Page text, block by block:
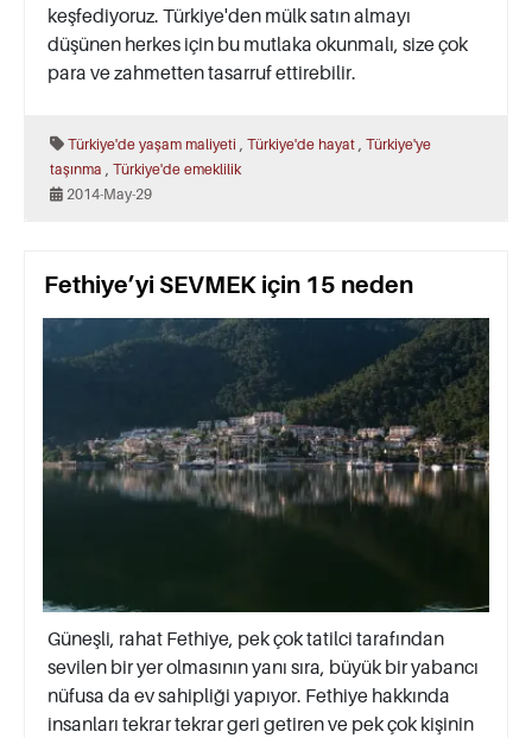
keşfediyoruz. Türkiye'den mülk satın almayı
düşünen herkes için bu mutlaka okunmalı, size çok
para ve zahmetten tasarruf ettirebilir.
Türkiye'de yaşam maliyeti Türkiye'de hayat Türkiye'ye
taşınma
Türkiye'de emeklilik
2014-May-29
Fethiye’yi SEVMEK için 15 neden
Güneşli, rahat Fethiye, pek çok tatilci tarafından
sevilen bir yer olmasının yanı sıra, büyük bir yabancı
nüfusa da ev sahipliği yapıyor. Fethiye hakkında
insanları tekrar tekrar geri getiren ve pek çok kişinin